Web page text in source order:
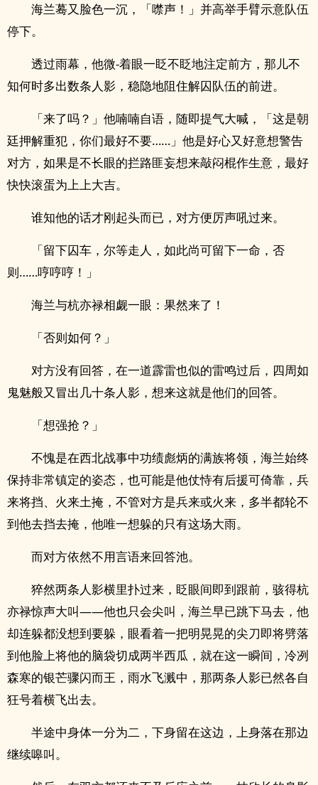
海兰蓦又脸色一沉，「噤声！」并高举手臂示意队伍
停下。
透过雨幕，他微-着眼一眨不眨地注定前方，那儿不
知何时多出数条人影，稳隐地阻住解囚队伍的前进。
「来了吗？」他喃喃自语，随即提气大喊，「这是朝
廷押解重犯，你们最好不要……」他是好心又好意想警告
对方，如果是不长眼的拦路匪妄想来敲闷棍作生意，最好
快快滚蛋为上上大吉。
谁知他的话才刚起头而已，对方便厉声吼过来。
「留下囚车，尔等走人，如此尚可留下一命，否
则……哼哼哼！」
海兰与杭亦禄相觑一眼：果然来了！
「否则如何？」
对方没有回答，在一道霹雷也似的雷鸣过后，四周如
鬼魅般又冒出几十条人影，想来这就是他们的回答。
「想强抢？」
不愧是在西北战事中功绩彪炳的满族将领，海兰始终
保持非常镇定的姿态，也可能是他仗恃有后援可倚靠，兵
来将挡、火来土掩，不管对方是兵来或火来，多半都轮不
到他去挡去掩，他唯一想躲的只有这场大雨。
而对方依然不用言语来回答池。
猝然两条人影横里扑过来，眨眼间即到跟前，骇得杭
亦禄惊声大叫——他也只会尖叫，海兰早已跳下马去，他
却连躲都没想到要躲，眼看着一把明晃晃的尖刀即将劈落
到他脸上将他的脑袋切成两半西瓜，就在这一瞬间，冷冽
森寒的银芒骤闪而王，雨水飞溅中，那两条人影已然各自
狂号着横飞出去。
半途中身体一分为二，下身留在这边，上身落在那边
继续嗥叫。